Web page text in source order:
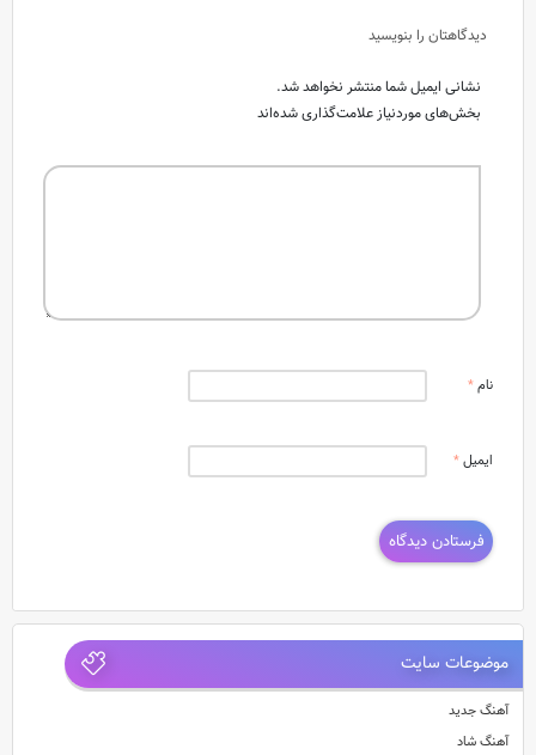
دیدگاهتان را بنویسید
نشانی ایمیل شما منتشر نخواهد شد.
بخش‌های موردنیاز علامت‌گذاری شده‌اند
نام*
ایمیل*
موضوعات سایت
آهنگ جدید
آهنگ شاد